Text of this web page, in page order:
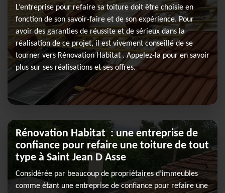
L’entreprise pour refaire sa toiture doit être choisie en
fonction de son savoir-faire et de son expérience. Pour
avoir des garanties de réussite et de sérieux dans la
réalisation de ce projet, il est vivement conseillé de se
tourner vers Rénovation Habitat . Appelez-la pour en savoir
plus sur ses réalisations et ses offres.
Rénovation Habitat : une entreprise de
confiance pour refaire une toiture de tout
type à Saint Jean D Asse
Considérée par beaucoup de propriétaires d’immeubles
comme étant une entreprise de confiance pour refaire une